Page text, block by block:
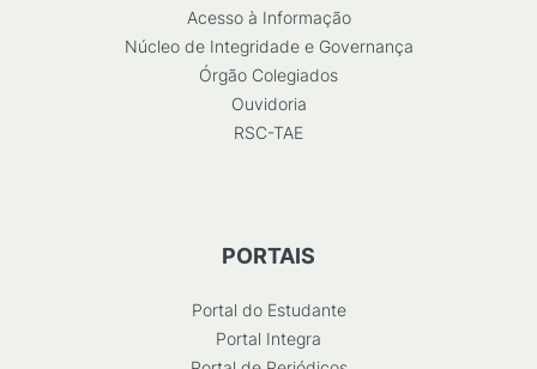
Acesso à Informação
Núcleo de Integridade e Governança
Órgão Colegiados
Ouvidoria
RSC-TAE
PORTAIS
Portal do Estudante
Portal Integra